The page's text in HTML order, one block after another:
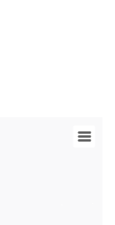
with 1 data